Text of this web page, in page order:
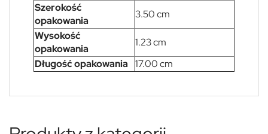
Szerokość
opakowania
3.50 cm
Wysokość
opakowania
1.23 cm
Długość opakowania
17.00 cm